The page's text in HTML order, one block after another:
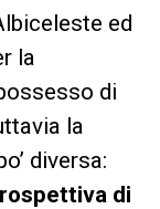
ed
la
di
la
diversa:
di